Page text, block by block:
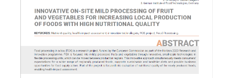
NUTRIS publishes in Agro FOOD Industry Hi-Tech Journal
Food Circle 1 Food Circle 2 Food Circle 3 Food Circle 4 News
Sustainability and Health Impact